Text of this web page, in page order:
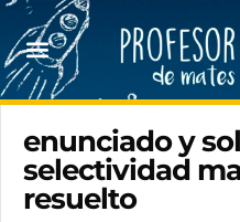
enunciado y
selectividad
resuelto